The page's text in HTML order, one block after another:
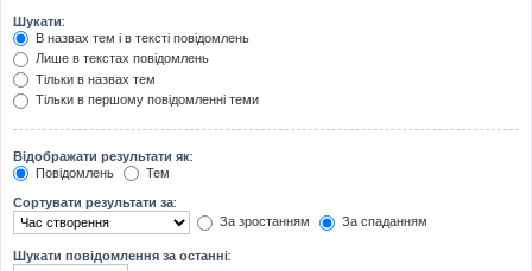
Шукати:
В назвах тем і в тексті повідомлень
Лише в текстах повідомлень
Тільки в назвах тем
Тільки в першому повідомленні теми
Відображати результати як:
Повідомлень
Тем
Сортувати результати за:
За зростанням
За спаданням
Шукати повідомлення за останні: